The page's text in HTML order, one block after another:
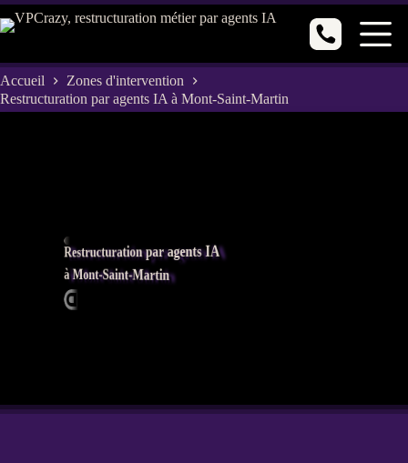
Passer
au
Accueil
Zones d'intervention
Restructuration par agents IA à Mont-Saint-Martin
Restructuration par agents IA
à Mont-Saint-Martin